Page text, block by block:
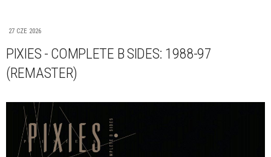
27 CZE 2026
PIXIES - COMPLETE B SIDES: 1988-97
(REMASTER)